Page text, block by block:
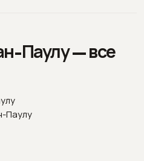
Паулу — все
Паулу